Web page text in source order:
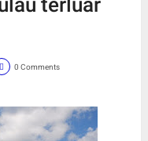
terluar
0 Comments